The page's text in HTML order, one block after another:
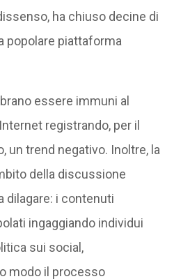
ha chiuso decine di
popolare piattaforma
essere immuni al
registrando, per il
un trend negativo. Inoltre, la
della discussione
dilagare: i contenuti
ingaggiando individui
sui social,
modo il processo